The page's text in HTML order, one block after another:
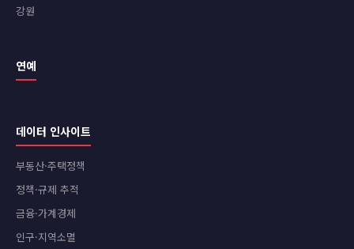
강원
연예
데이터 인사이트
부동산·주택정책
정책·규제 추적
금융·가계경제
인구·지역소멸